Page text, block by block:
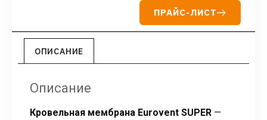
ПРАЙС-ЛИСТ
ОПИСАНИЕ
Описание
Кровельная мембрана Eurovent SUPER —